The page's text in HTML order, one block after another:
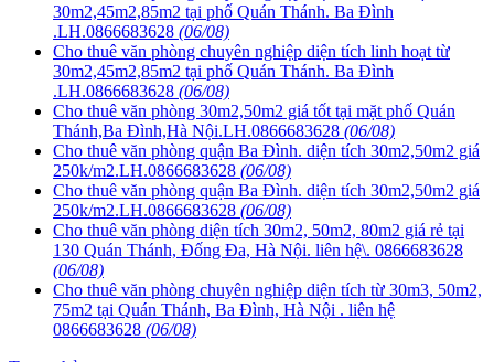
30m2,45m2,85m2 tại phố Quán Thánh. Ba Đình
.LH.0866683628 (06/08)
Cho thuê văn phòng chuyên nghiệp diện tích linh hoạt từ
30m2,45m2,85m2 tại phố Quán Thánh. Ba Đình
.LH.0866683628 (06/08)
Cho thuê văn phòng 30m2,50m2 giá tốt tại mặt phố Quán
Thánh,Ba Đình,Hà Nội.LH.0866683628 (06/08)
Cho thuê văn phòng quận Ba Đình. diện tích 30m2,50m2 giá
250k/m2.LH.0866683628 (06/08)
Cho thuê văn phòng quận Ba Đình. diện tích 30m2,50m2 giá
250k/m2.LH.0866683628 (06/08)
Cho thuê văn phòng diện tích 30m2, 50m2, 80m2 giá rẻ tại
130 Quán Thánh, Đống Đa, Hà Nội. liên hệ\. 0866683628
(06/08)
Cho thuê văn phòng chuyên nghiệp diện tích từ 30m3, 50m2,
75m2 tại Quán Thánh, Ba Đình, Hà Nội . liên hệ
0866683628 (06/08)